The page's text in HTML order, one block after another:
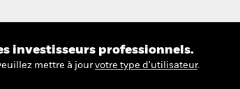
investisseurs professionnels.
mettre à jour votre type d'utilisateur.